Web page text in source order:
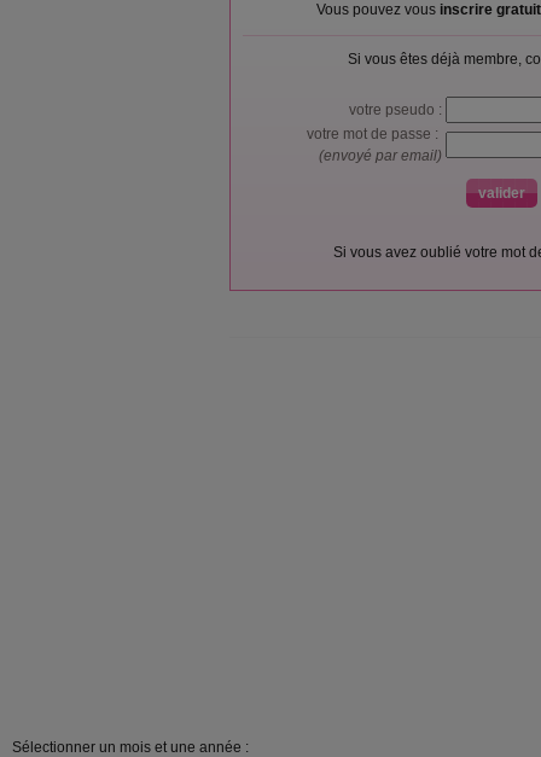
Vous pouvez vous inscrire
Si vous êtes déjà membre,
votre pseudo :
votre mot de passe :
(envoyé par email)
Si vous avez oublié votre mot
Sélectionner un mois et une année :